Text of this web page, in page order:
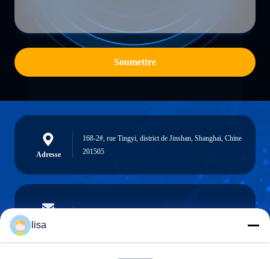
Soumettre
Adresse
168-2#, rue Tingyi, district de Jinshan, Shanghai, Chine
201505
E-mail
lisa